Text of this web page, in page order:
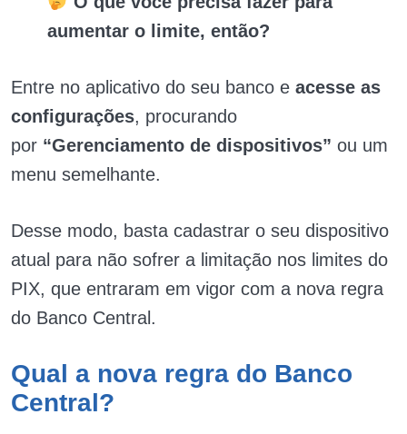
aumentar o limite, então?
Entre no aplicativo do seu banco e acesse as
configurações, procurando
por “Gerenciamento de dispositivos” ou um
menu semelhante.
Desse modo, basta cadastrar o seu dispositivo
atual para não sofrer a limitação nos limites do
PIX, que entraram em vigor com a nova regra
do Banco Central.
Qual a nova regra do Banco
Central?